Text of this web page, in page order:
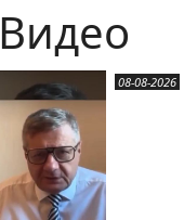
Видео
08-08-2026